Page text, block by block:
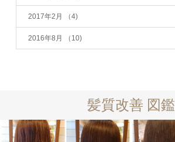
2017年2月 （4)
2016年8月 （10)
髪質改善 図鑑